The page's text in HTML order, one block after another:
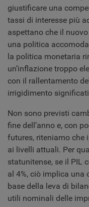
giustificare una
tassi di interesse più
aspettano che il
una politica
la politica monetaria
un’inflazione troppo
con il rallentamento
irrigidimento
Non sono previsti
fine dell’anno e, con
futures, riteniamo che
ai livelli attuali. Per
statunitense, se il PIL
al 4%, ciò implica una
base della leva di
utili nominali delle